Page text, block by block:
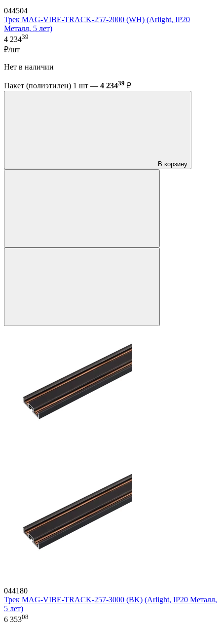
044504
Трек MAG-VIBE-TRACK-257-2000 (WH) (Arlight, IP20
Металл, 5 лет)
4 23439
₽/шт
Нет в наличии
Пакет (полиэтилен) 1 шт — 4 23439 ₽
В корзину
044180
Трек MAG-VIBE-TRACK-257-3000 (BK) (Arlight, IP20 Металл,
5 лет)
6 35308